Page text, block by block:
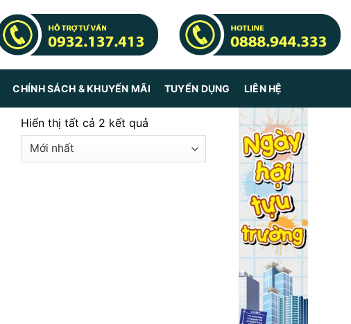
CHÍNH SÁCH & KHUYẾN MÃI TUYỂN DỤNG LIÊN HỆ
Hiển thị tất cả 2 kết quả